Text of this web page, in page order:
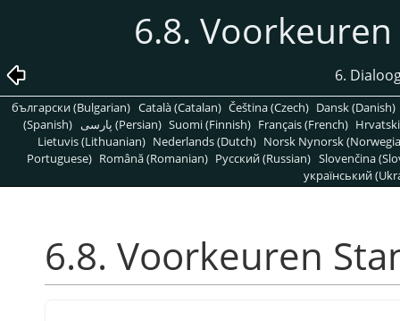
6.8.
6.
български (Bulgarian) Català (Catalan) Čeština (Czech) Dansk (Danish)
(Spanish)
پارسی (Persian) Suomi (Finnish) Français (French)
Lietuvis (Lithuanian) Nederlands (Dutch) Norsk Nynorsk
Portuguese) Română (Romanian) Pусский (Russian) Slovenčina
український
6.8. Voorkeuren